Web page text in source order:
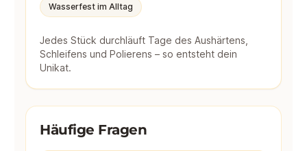
Wasserfest im Alltag
Jedes Stück durchläuft Tage des Aushärtens,
Schleifens und Polierens – so entsteht dein
Unikat.
Häufige Fragen